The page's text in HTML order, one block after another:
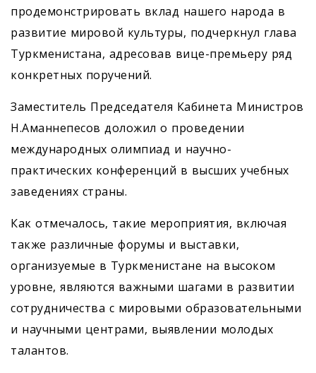
продемонстрировать вклад нашего народа в
развитие мировой культуры, подчеркнул глава
Туркменистана, адресовав вице-премьеру ряд
конкретных поручений.
Заместитель Председателя Кабинета Министров
Н.Аманнепесов доложил о проведении
международных олимпиад и научно-
практических конференций в высших учебных
заведениях страны.
Как отмечалось, такие мероприятия, включая
также различные форумы и выставки,
организуемые в Туркменистане на высоком
уровне, являются важными шагами в развитии
сотрудничества с мировыми образовательными
и научными центрами, выявлении молодых
талантов.